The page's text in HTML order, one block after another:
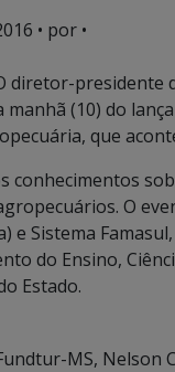
• por •
diretor-presidente
(10) do
que
conhecimentos
O
e Sistema
do Ensino,
Estado.
MS, Nelson